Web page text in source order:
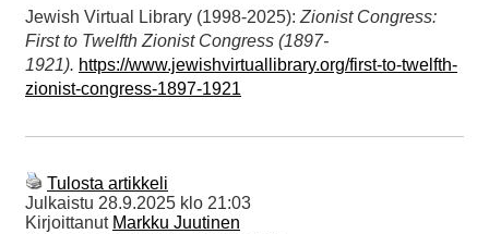
Jewish Virtual Library (1998-2025): Zionist Congress:
First to Twelfth Zionist Congress (1897-
1921). https://www.jewishvirtuallibrary.org/first-to-twelfth-
zionist-congress-1897-1921
Tulosta artikkeli
Julkaistu 28.9.2025 klo 21:03
Kirjoittanut Markku Juutinen